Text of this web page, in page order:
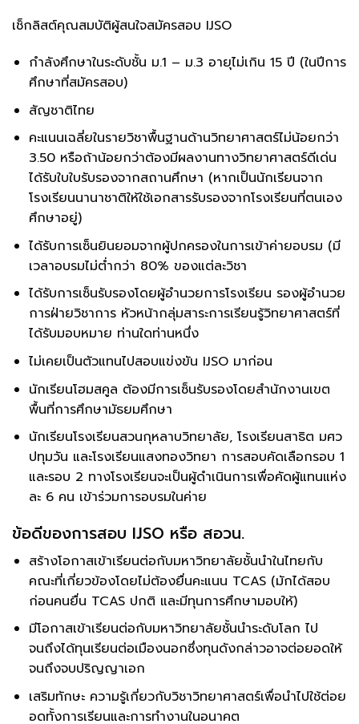
เช็กลิสต์คุณสมบัติผู้สนใจสมัครสอบ IJSO
กำลังศึกษาในระดับชั้น ม.1 – ม.3 อายุไม่เกิน 15 ปี (ในปีการ
ศึกษาที่สมัครสอบ)
สัญชาติไทย
คะแนนเฉลี่ยในรายวิชาพื้นฐานด้านวิทยาศาสตร์ไม่น้อยกว่า
3.50 หรือถ้าน้อยกว่าต้องมีผลงานทางวิทยาศาสตร์ดีเด่น
ได้รับใบใบรับรองจากสถานศึกษา (หากเป็นนักเรียนจาก
โรงเรียนนานาชาติให้ใช้เอกสารรับรองจากโรงเรียนที่ตนเอง
ศึกษาอยู่)
ได้รับการเซ็นยินยอมจากผู้ปกครองในการเข้าค่ายอบรม (มี
เวลาอบรมไม่ต่ำกว่า 80% ของแต่ละวิชา
ได้รับการเซ็นรับรองโดยผู้อำนวยการโรงเรียน รองผู้อำนวย
การฝ่ายวิชาการ หัวหน้ากลุ่มสาระการเรียนรู้วิทยาศาสตร์ที่
ได้รับมอบหมาย ท่านใดท่านหนึ่ง
ไม่เคยเป็นตัวแทนไปสอบแข่งขัน IJSO มาก่อน
นักเรียนโฮมสคูล ต้องมีการเซ็นรับรองโดยสำนักงานเขต
พื้นที่การศึกษามัธยมศึกษา
นักเรียนโรงเรียนสวนกุหลาบวิทยาลัย, โรงเรียนสาธิต มศว
ปทุมวัน และโรงเรียนแสงทองวิทยา การสอบคัดเลือกรอบ 1
และรอบ 2 ทางโรงเรียนจะเป็นผู้ดำเนินการเพื่อคัดผู้แทนแห่ง
ละ 6 คน เข้าร่วมการอบรมในค่าย
ข้อดีของการสอบ IJSO หรือ สอวน.
สร้างโอกาสเข้าเรียนต่อกับมหาวิทยาลัยชั้นนำในไทยกับ
คณะที่เกี่ยวข้องโดยไม่ต้องยื่นคะแนน TCAS (มักได้สอบ
ก่อนคนยื่น TCAS ปกติ และมีทุนการศึกษามอบให้)
มีโอกาสเข้าเรียนต่อกับมหาวิทยาลัยชั้นนำระดับโลก ไป
จนถึงได้ทุนเรียนต่อเมืองนอกซึ่งทุนดังกล่าวอาจต่อยอดให้
จนถึงจบปริญญาเอก
เสริมทักษะ ความรู้เกี่ยวกับวิชาวิทยาศาสตร์เพื่อนำไปใช้ต่อย
อดทั้งการเรียนและการทำงานในอนาคต